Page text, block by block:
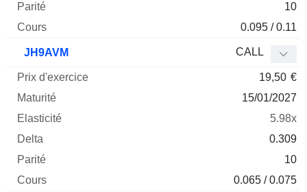
10
0.095 / 0.11
JH9AVM CALL
19,50 €
15/01/2027
5.98x
0.309
10
0.065 / 0.075